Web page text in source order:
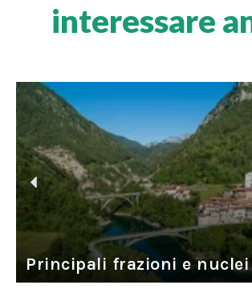
interessare
Principali frazioni e
P
r
e
v
i